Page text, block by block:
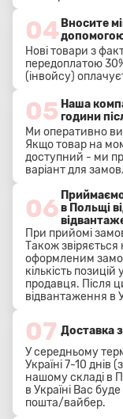
04 Вносите
Нові товари з
передоплатою
(інвойсу)
05 Наша
години
Ми оперативно
Якщо товар на
доступний - ми
варіант для
06в Польщі
При прийомі
Також
оформленим
кількість
продавця. Після
відвантаження в
07 Доставка
У середньому
Україні 7-10
нашому складі в
в Україні Вас
пошта/вайбер.